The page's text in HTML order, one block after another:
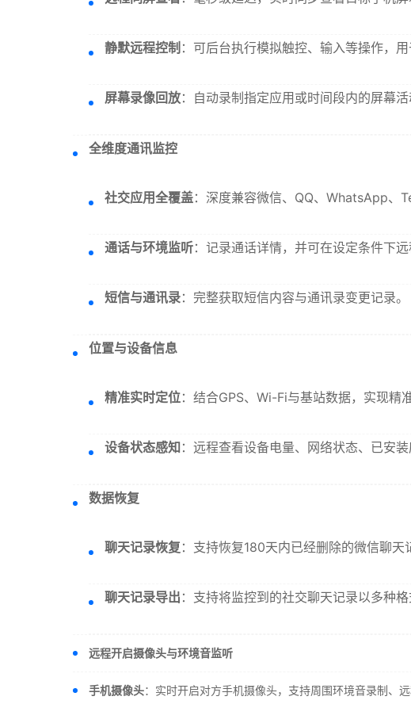
静默远程控制 ：可后台执行模拟触控、输入等操作，用
屏幕录像回放：自动录制指定应用或时间段内的屏幕
全维度通讯监控
社交应用全覆盖：深度兼容微信、QQ、WhatsApp、
通话与环境监听：记录通话详情，并可在设定条件下远
短信与通讯录：完整获取短信内容与通讯录变更记录。
位置与设备信息
精准实时定位：结合GPS、Wi-Fi与基站数据，实现精
设备状态感知 ：远程查看设备电量、网络状态、已安装
数据恢复
聊天记录恢复 ：支持恢复180天内已经删除的微信聊天
聊天记录导出 ：支持将监控到的社交聊天记录以多种格
远程开启摄像头与环境音监听
手机摄像头：实时开启对方手机摄像头，支持周围环境音录制、